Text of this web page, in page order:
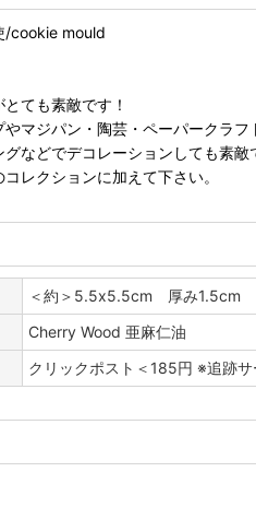
/cookie mould
ても素敵です！
マジパン・陶芸・ペーパークラフ
などでデコレーションしても素敵
レクションに加えて下さい。
＜約＞5.5x5.5cm 厚み1.5cm
Cherry Wood 亜麻仁油
クリックポスト＜185円 ※追跡